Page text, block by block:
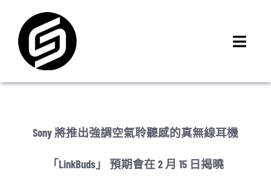
content
Sony 將推出強調空氣聆聽感的真無線耳機
「LinkBuds」 預期會在 2 月 15 日揭曉